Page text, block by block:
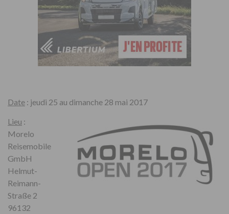
Date : jeudi 25 au dimanche 28 mai 2017
Lieu :
Morelo
Reisemobile
GmbH
Helmut-
Reimann-
Straße 2
96132